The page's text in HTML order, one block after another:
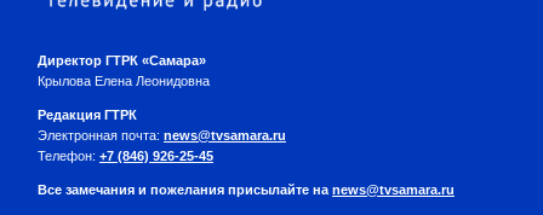
Директор ГТРК «Самара»
Крылова Елена Леонидовна
Редакция ГТРК
Электронная почта: news@tvsamara.ru
Телефон: +7 (846) 926-25-45
Все замечания и пожелания присылайте наnews@tvsamara.ru